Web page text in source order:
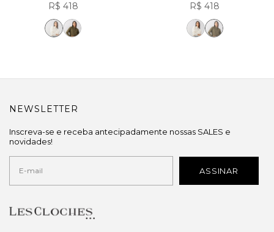
R$ 418 R$ 418
NEWSLETTER
Inscreva-se e receba antecipadamente nossas SALES e
novidades!